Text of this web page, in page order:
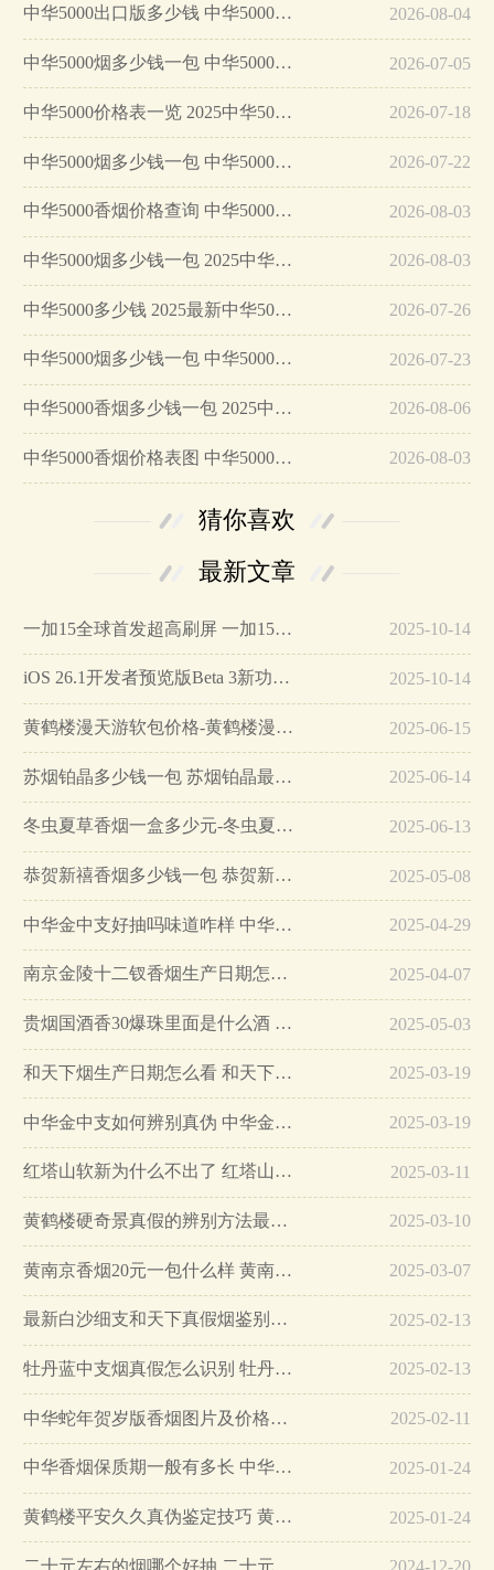
中华5000出口版多少钱 中华5000香烟价格2025最新价格… 2026-08-04
中华5000烟多少钱一包 中华5000香烟价格参数一览… 2026-07-05
中华5000价格表一览 2025中华5000最新报价… 2026-07-18
中华5000烟多少钱一包 中华5000香烟价格参数一览表… 2026-07-22
中华5000香烟价格查询 中华5000香烟特点分析… 2026-08-03
中华5000烟多少钱一包 2025中华5000香烟价格一览表… 2026-08-03
中华5000多少钱 2025最新中华5000各地价格表… 2026-07-26
中华5000烟多少钱一包 中华5000香烟价格一览… 2026-07-23
中华5000香烟多少钱一包 2025中华5000香烟价格介绍… 2026-08-06
中华5000香烟价格表图 中华5000专供出口香烟价格一览… 2026-08-03
猜你喜欢
最新文章
一加15全球首发超高刷屏 一加15参数详细配置… 2025-10-14
iOS 26.1开发者预览版Beta 3新功能详解… 2025-10-14
黄鹤楼漫天游软包价格-黄鹤楼漫天游软包多少钱一盒… 2025-06-15
苏烟铂晶多少钱一包 苏烟铂晶最新价格… 2025-06-14
冬虫夏草香烟一盒多少元-冬虫夏草香烟一盒多少元2025最新价格… 2025-06-13
恭贺新禧香烟多少钱一包 恭贺新禧香烟价格表和图片… 2025-05-08
中华金中支好抽吗味道咋样 中华金中支口感特点介绍… 2025-04-29
南京金陵十二钗香烟生产日期怎么看 南京金陵十二钗香烟保质期… 2025-04-07
贵烟国酒香30爆珠里面是什么酒 贵烟国酒香30怎么辨别真假… 2025-05-03
和天下烟生产日期怎么看 和天下烟真假辨别方法六个方面… 2025-03-19
中华金中支如何辨别真伪 中华金中支真假烟鉴别方法… 2025-03-19
红塔山软新为什么不出了 红塔山软新烟停售原因详解… 2025-03-11
黄鹤楼硬奇景真假的辨别方法最简单版… 2025-03-10
黄南京香烟20元一包什么样 黄南京香烟真假鉴别… 2025-03-07
最新白沙细支和天下真假烟鉴别指南… 2025-02-13
牡丹蓝中支烟真假怎么识别 牡丹蓝中支烟真假鉴别带图… 2025-02-13
中华蛇年贺岁版香烟图片及价格大全… 2025-02-11
中华香烟保质期一般有多长 中华香烟保质期在哪里看的… 2025-01-24
黄鹤楼平安久久真伪鉴定技巧 黄鹤楼平安久久二维码在哪里… 2025-01-24